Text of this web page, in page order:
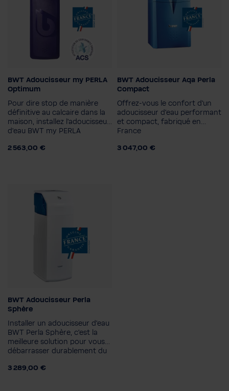
À propos
BWT Adoucisseur my PERLA
Optimum
Pour dire stop de manière
définitive au calcaire dans la
maison, installez l’adoucisseur
d’eau BWT my PERLA
2 563,00 €
BWT Adoucisseur Aqa Perla
Compact
Offrez-vous le confort d'un
adoucisseur d'eau performant
et compact, fabriqué en
France
3 047,00 €
BWT Adoucisseur Perla
Sphère
Installer un adoucisseur d'eau
BWT Perla Sphère, c'est la
meilleure solution pour vous
débarrasser durablement du
3 289,00 €